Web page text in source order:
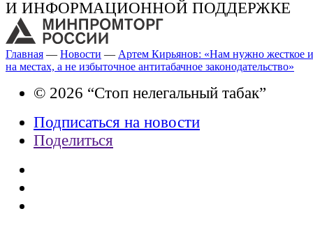
И ИНФОРМАЦИОННОЙ ПОДДЕРЖКЕ
Главная — Новости — Артем Кирьянов: «Нам нужно жесткое
на местах, а не избыточное антитабачное законодательство»
© 2026 “Стоп нелегальный табак”
Подписаться на новости
Поделиться